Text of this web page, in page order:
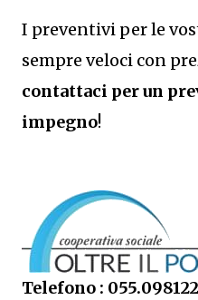
I preventivi per le
sempre veloci con
contattaci per un
impegno!
Telefono :